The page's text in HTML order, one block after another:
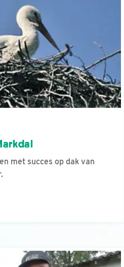
met succes op dak van